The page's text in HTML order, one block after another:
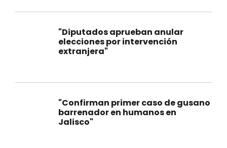
"Diputados aprueban anular
elecciones por intervención
extranjera"
"Confirman primer caso de gusano
barrenador en humanos en
Jalisco"